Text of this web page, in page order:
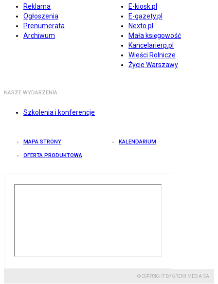
Reklama
Ogłoszenia
Prenumerata
Archiwum
E-kiosk.pl
E-gazety.pl
Nexto.pl
Mała księgowość
Kancelarierp.pl
Wieści Rolnicze
Życie Warszawy
NASZE WYDARZENIA
Szkolenia i konferencje
MAPA STRONY KALENDARIUM
OFERTA PRODUKTOWA
© COPYRIGHT BY GREMI MEDIA SA